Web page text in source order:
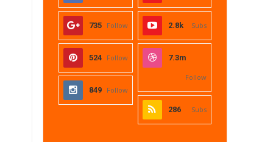
735 Follow 2.8k Subs
524 Follow 7.3m
Follow
849 Follow
286 Subs